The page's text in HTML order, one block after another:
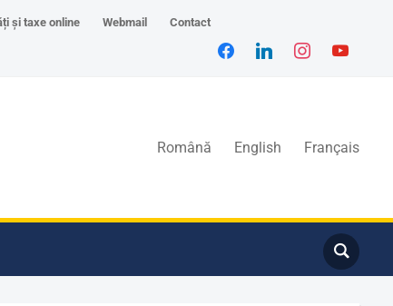
și taxe online Webmail Contact
Română English Français